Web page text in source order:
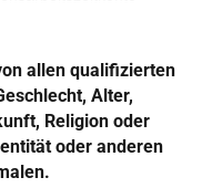
allen qualifizierten
Alter,
Religion oder
oder anderen